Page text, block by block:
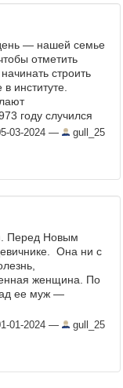
— нашей семье
отметить
строить
институте.
году случился
его было
а ...
03-2024 — gull_25
Перед Новым
Она ни с
женщина. По
ее муж —
01-2024 — gull_25